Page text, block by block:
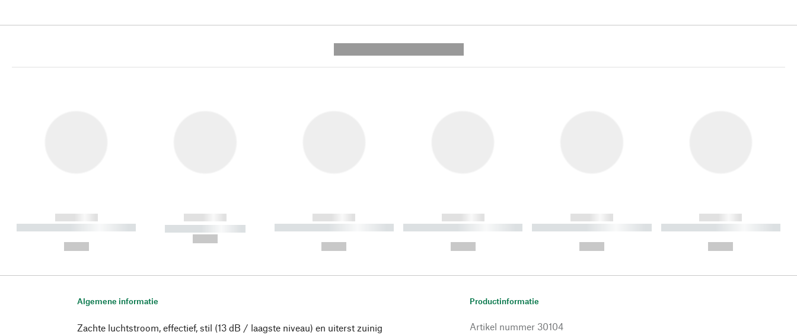
------------
----------- ----------- ----------
------------
----------- -----------
------------
----------- ----------- ----------
------------
----------- ----------- ----------
------------
----------- ----------- ----------
------------
----------- ----------- ----------
Algemene informatie
Zachte luchtstroom, effectief, stil (13 dB / laagste niveau) en uiterst zuinig
Productinformatie
Artikel nummer 30104